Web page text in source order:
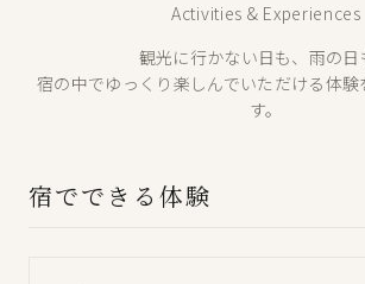
Activities & Experiences
観光に行かない日も、雨の日
宿の中でゆっくり楽しんでいただける体験
す。
宿でできる体験